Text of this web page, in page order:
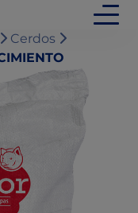
Cerdos